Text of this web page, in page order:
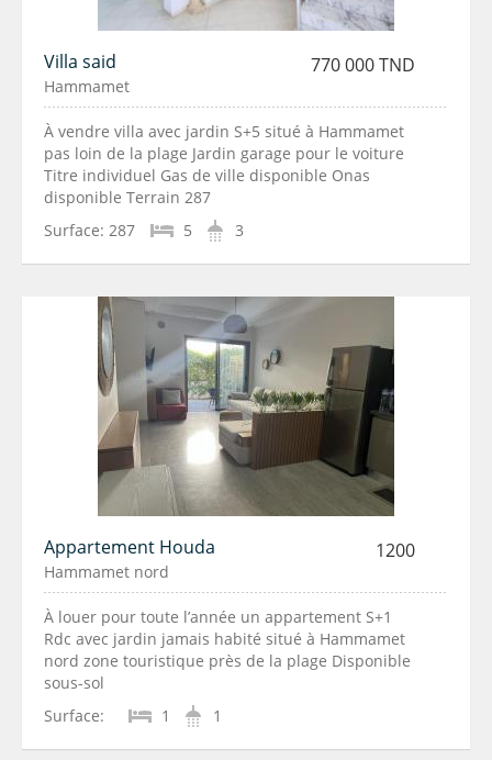
Villa said 770 000 TND
Hammamet
À vendre villa avec jardin S+5 situé à Hammamet
pas loin de la plage Jardin garage pour le voiture
Titre individuel Gas de ville disponible Onas
disponible Terrain 287
Surface: 287 5 3
Appartement Houda 1200
Hammamet nord
À louer pour toute l’année un appartement S+1
Rdc avec jardin jamais habité situé à Hammamet
nord zone touristique près de la plage Disponible
sous-sol
Surface:
1 1